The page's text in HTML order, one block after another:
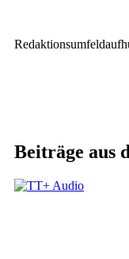
Beiträge aus